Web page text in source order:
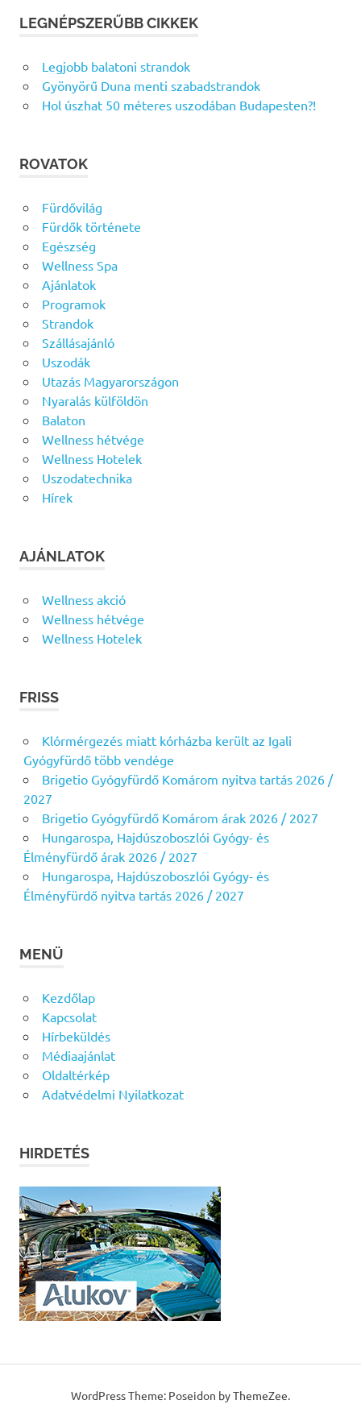
LEGNÉPSZERŰBB CIKKEK
Legjobb balatoni strandok
Gyönyörű Duna menti szabadstrandok
Hol úszhat 50 méteres uszodában Budapesten?!
ROVATOK
Fürdővilág
Fürdők története
Egészség
Wellness Spa
Ajánlatok
Programok
Strandok
Szállásajánló
Uszodák
Utazás Magyarországon
Nyaralás külföldön
Balaton
Wellness hétvége
Wellness Hotelek
Uszodatechnika
Hírek
AJÁNLATOK
Wellness akció
Wellness hétvége
Wellness Hotelek
FRISS
Klórmérgezés miatt kórházba került az Igali
Gyógyfürdő több vendége
Brigetio Gyógyfürdő Komárom nyitva tartás 2026 /
2027
Brigetio Gyógyfürdő Komárom árak 2026 / 2027
Hungarospa, Hajdúszoboszlói Gyógy- és
Élményfürdő árak 2026 / 2027
Hungarospa, Hajdúszoboszlói Gyógy- és
Élményfürdő nyitva tartás 2026 / 2027
MENÜ
Kezdőlap
Kapcsolat
Hírbeküldés
Médiaajánlat
Oldaltérkép
Adatvédelmi Nyilatkozat
HIRDETÉS
WordPress Theme: Poseidon by ThemeZee.